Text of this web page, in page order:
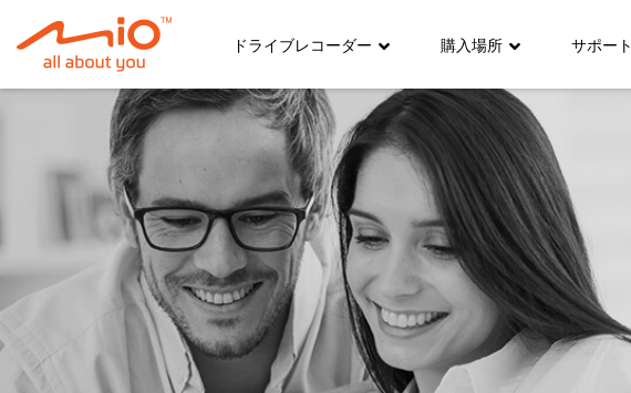
ドライブレコーダー 購入場所 サポート